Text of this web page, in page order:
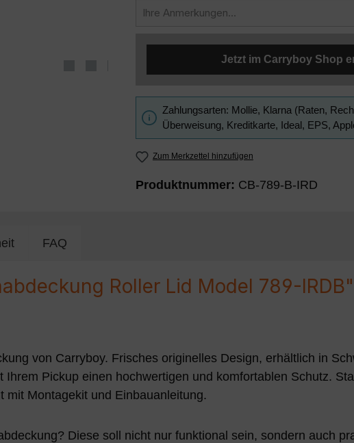
Jetzt im Carryboy Shop
Zahlungsarten: Mollie, Klarna (Raten,
Überweisung, Kreditkarte, Ideal, EPS,
Zum Merkzettel hinzufügen
Produktnummer: CB-789-B-IRD
FAQ
Roller Lid Model 789-IRDB"
von Carryboy. Frisches originelles Design, erhältlich in
Pickup einen hochwertigen und komfortablen Schutz.
mit Montagekit und Einbauanleitung.
Diese soll nicht nur funktional sein, sondern auch